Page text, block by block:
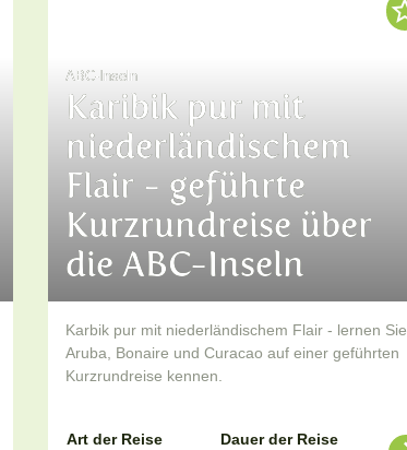
ABC-Inseln
Karibik pur mit
niederländischem
Flair - geführte
Kurzrundreise über
die ABC-Inseln
Karbik pur mit niederländischem Flair - lernen Sie
Aruba, Bonaire und Curacao auf einer geführten
Kurzrundreise kennen.
Art der Reise
Dauer der Reise